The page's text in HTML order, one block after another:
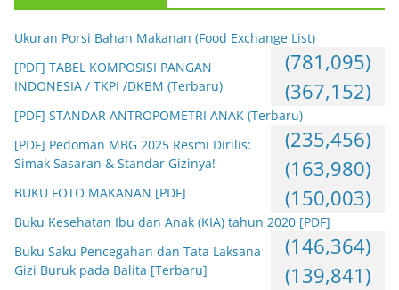
Ukuran Porsi Bahan Makanan (Food Exchange List)
(781,095)
[PDF] TABEL KOMPOSISI PANGAN
INDONESIA / TKPI /DKBM (Terbaru)
(367,152)
[PDF] STANDAR ANTROPOMETRI ANAK (Terbaru)
(235,456)
[PDF] Pedoman MBG 2025 Resmi Dirilis:
Simak Sasaran & Standar Gizinya!
(163,980)
BUKU FOTO MAKANAN [PDF] (150,003)
Buku Kesehatan Ibu dan Anak (KIA) tahun 2020 [PDF]
(146,364)
Buku Saku Pencegahan dan Tata Laksana
Gizi Buruk pada Balita [Terbaru]
(139,841)